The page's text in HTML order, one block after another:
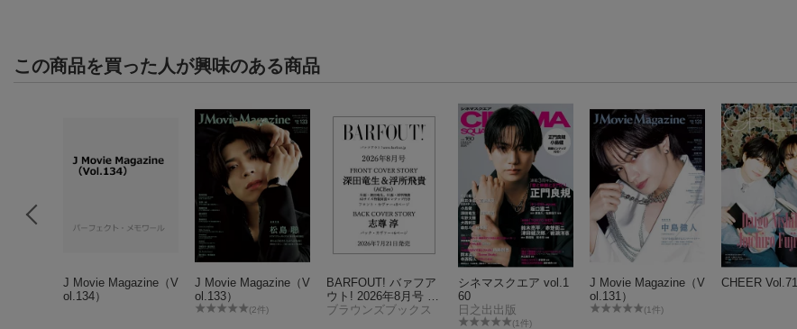
この商品を買った人が興味のある商品
J Movie Magazine（V
ol.134）
J Movie Magazine（V
ol.133）
(2件)
BARFOUT! バァフア
ウト! 2026年8月号 A
UGUST 2026 VOLUM
ブラウンズブックス
シネマスクエア vol.1
60
日之出出版
(1件)
J Movie Magazine（V
ol.131）
(1件)
CHEER Vol.71